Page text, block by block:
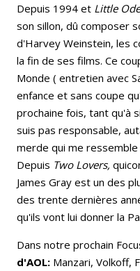
Depuis 1994 et Little
son sillon, dû composer
d'Harvey Weinstein, les
la fin de ses films. Ce
Monde ( entretien avec
enfance et sans coupe
prochaine fois, tant qu'à
suis pas responsable,
merde qui me
Depuis Two Lovers,
James Gray est un des
des trente dernières
qu'ils vont lui donner la
Dans notre prochain
d'AOL: Manzari, Volkoff,